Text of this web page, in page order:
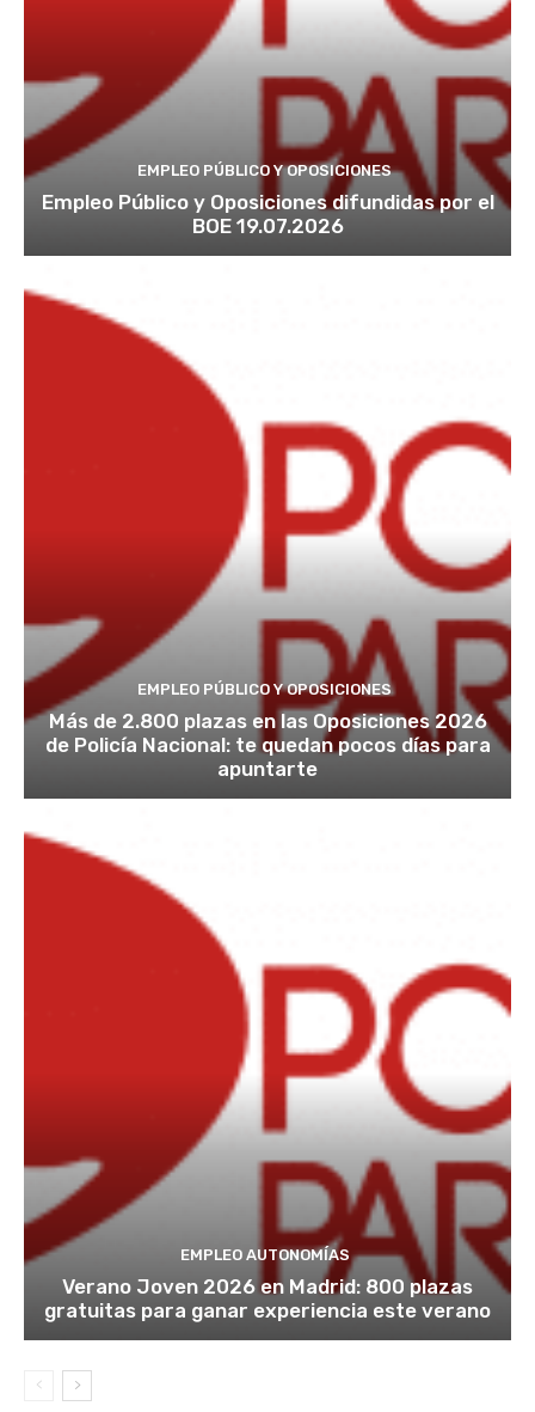
EMPLEO PÚBLICO Y OPOSICIONES
Empleo Público y Oposiciones difundidas por el
BOE 19.07.2026
EMPLEO PÚBLICO Y OPOSICIONES
Más de 2.800 plazas en las Oposiciones 2026
de Policía Nacional: te quedan pocos días para
apuntarte
EMPLEO AUTONOMÍAS
Verano Joven 2026 en Madrid: 800 plazas
gratuitas para ganar experiencia este verano